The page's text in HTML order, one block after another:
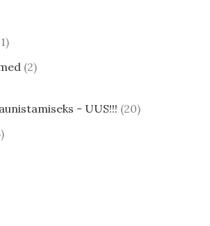
2
- UUS!!! 20